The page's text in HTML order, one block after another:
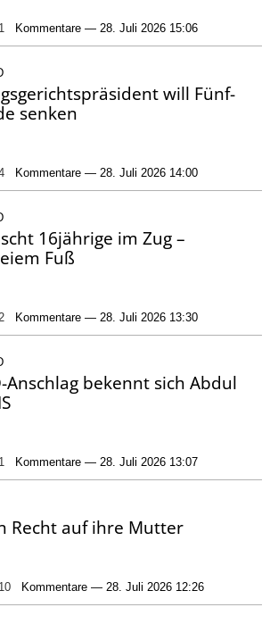
Kommentare — 28. Juli 2026 15:06
will Fünf-
senken
Kommentare — 28. Juli 2026 14:00
16jährige im Zug –
Fuß
Kommentare — 28. Juli 2026 13:30
Anschlag bekennt sich Abdul
Kommentare — 28. Juli 2026 13:07
Recht auf ihre Mutter
10 Kommentare — 28. Juli 2026 12:26